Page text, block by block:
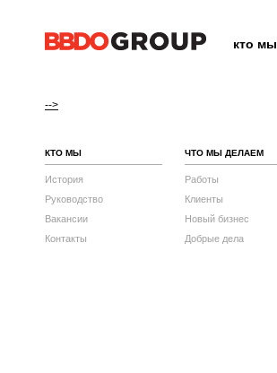
кто мы
-->
КТО МЫ
История
Руководство
Вакансии
Контакты
ЧТО МЫ ДЕЛАЕМ
Работы
Клиенты
Новый бизнес
Добрые дела